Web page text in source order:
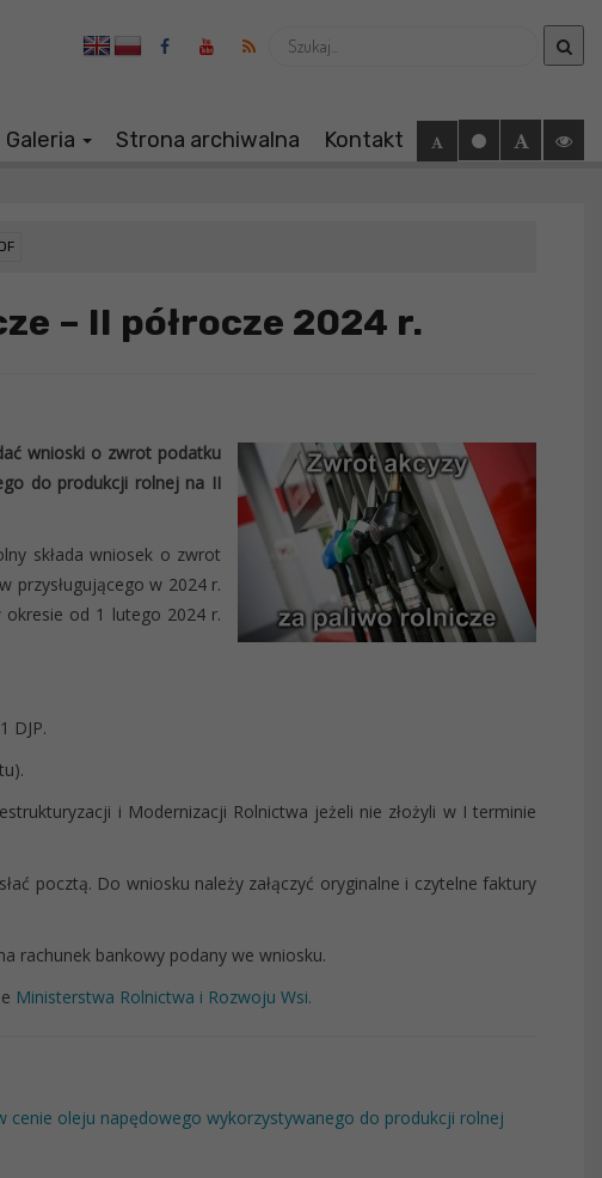
Wyszukaj
Galeria Strona archiwalna Kontakt
– II półrocze 2024 r.
wnioski o zwrot podatku
do produkcji rolnej na II
składa wniosek o zwrot
przysługującego w 2024 r.
od 1 lutego 2024 r.
DJP.
i Modernizacji Rolnictwa jeżeli nie złożyli w I terminie
pocztą. Do wniosku należy załączyć oryginalne i czytelne faktury
rachunek bankowy podany we wniosku.
Ministerstwa Rolnictwa i Rozwoju Wsi.
oleju napędowego wykorzystywanego do produkcji rolnej